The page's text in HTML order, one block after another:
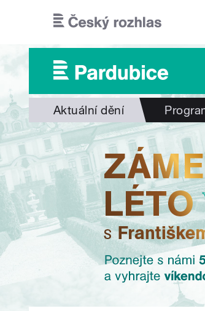
Aktuální dění